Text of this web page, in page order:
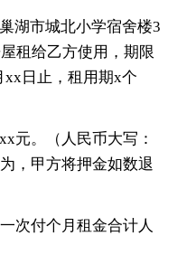
湖市城北小学宿舍楼3
租给乙方使用，期限
日止，租用期x个
元。（人民币大写：
，甲方将押金如数退
次付个月租金合计人